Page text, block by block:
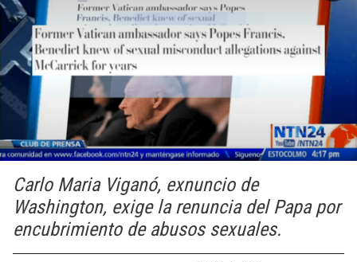
Carlo Maria Viganó, exnuncio de
Washington, exige la renuncia del Papa por
encubrimiento de abusos sexuales.